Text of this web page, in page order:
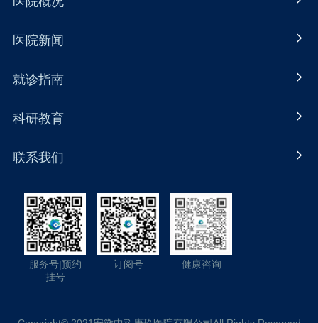
医院新闻
就诊指南
科研教育
联系我们
服务号|预约
挂号
订阅号 健康咨询